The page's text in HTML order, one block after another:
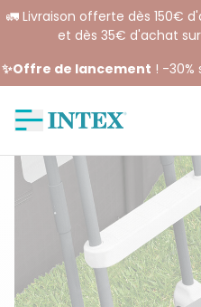
🚛 Livraison offerte dès 150€
et dès 35€ d'achat
✨Offre de lancement ! -30%